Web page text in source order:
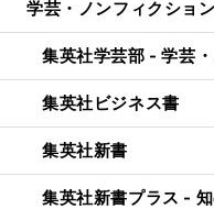
学芸・ノンフィクショ
集英社学芸部 - 学芸
集英社ビジネス書
集英社新書
集英社新書プラス -